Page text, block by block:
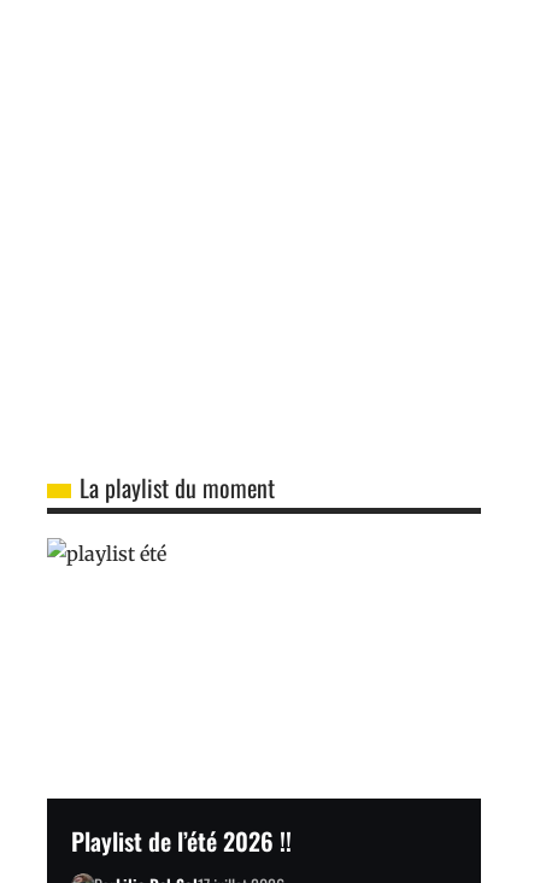
La playlist du moment
Playlist de l’été 2026 !!